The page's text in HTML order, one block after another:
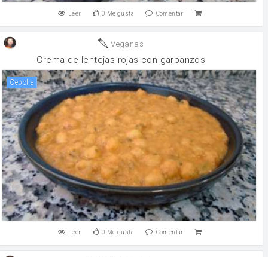
Leer 0 Me gusta Comentar
Veganas
Crema de lentejas rojas con garbanzos
cebolla
Leer 0 Me gusta Comentar